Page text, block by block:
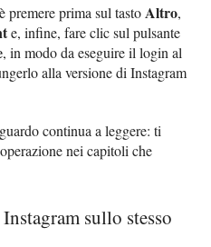
premere prima sul tasto Altro,
e, infine, fare clic sul pulsante
, in modo da eseguire il login al
alla versione di Instagram
continua a leggere: ti
nei capitoli che
sullo stesso